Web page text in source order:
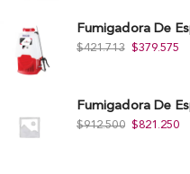
$421.713 $379.575
$912.500 $821.250